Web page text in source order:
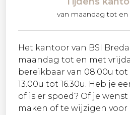
van maandag tot en
Het kantoor van BSI
maandag tot en met
bereikbaar van 08.00u tot
13.00u tot 16.30u. Heb je
of is er spoed? Of je
maken of te wijzigen voor